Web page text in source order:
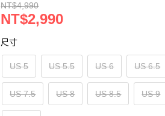
NT$4,990
NT$2,990
尺寸
US 5 US 5.5 US 6 US 6.5
US 7.5 US 8 US 8.5 US 9